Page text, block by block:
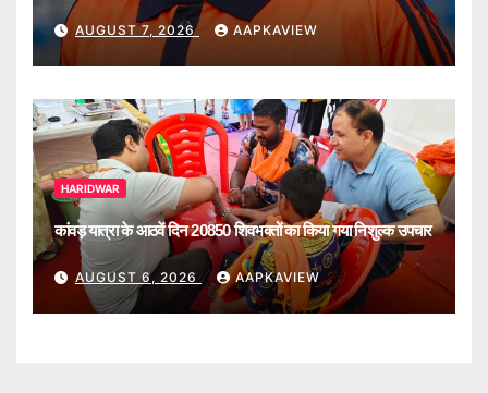
AUGUST 7, 2026 AAPKAVIEW
HARIDWAR
कांवड़ यात्रा के आठवें दिन 20850 शिवभक्तों का किया गया निशुल्क उपचार
AUGUST 6, 2026 AAPKAVIEW